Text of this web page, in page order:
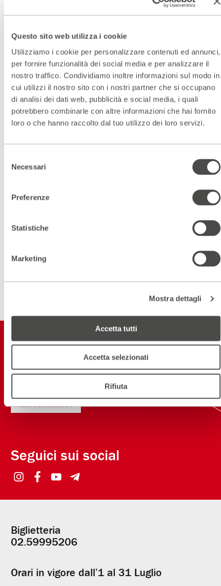
Questo sito web utilizza i cookie
Utilizziamo i cookie per personalizzare contenuti ed annunci,
per fornire funzionalità dei social media e per analizzare il
nostro traffico. Condividiamo inoltre informazioni sul modo in
cui utilizzi il nostro sito con i nostri partner che si occupano
di analisi dei dati web, pubblicità e social media, i quali
potrebbero combinarle con altre informazioni che hai fornito
loro o che hanno raccolto dal tuo utilizzo dei loro servizi.
delNecessari
Preferenze
Statistiche
Marketing
Mostra dettagli
Accetta tutti
Accetta selezionati
Rifiuta
Una piscina liberty nel
Scopri i Bagni Misteriosi
VISITA I BAGNI MISTERIOSI
Scopri gli spazi del Parenti
ACCEDI AL VIRTUAL TOUR
DIVENTA PARTNER
Restiamo in
NEW! SCARICA L'APP
Seguici sui social
Informazioni
utili
Biglietteria
02.59995206
Orari in vigore dall’1 al 31 Luglio